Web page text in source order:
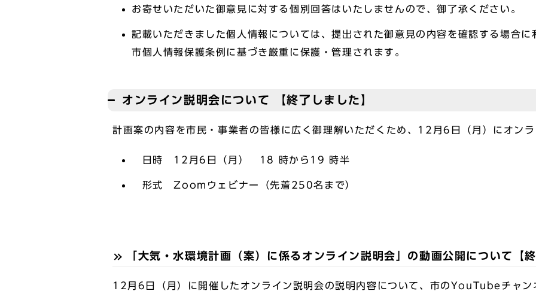
お寄せいただいた御意見に対する個別回答はいたしませんので、御了承ください。
記載いただきました個人情報については、提出された御意見の内容を確認する場合
市個人情報保護条例に基づき厳重に保護・管理されます。
オンライン説明会について 【終了しました】
計画案の内容を市民・事業者の皆様に広く御理解いただくため、12月6日（月）にオンラ
日時 12月6日（月） 18 時から19 時半
形式 Zoomウェビナー（先着250名まで）
「大気・水環境計画（案）に係るオンライン説明会」の動画公開について【
12月6日（月）に開催したオンライン説明会の説明内容について、市のYouTubeチャン